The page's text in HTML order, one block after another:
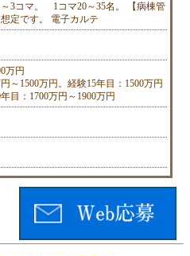
3コマ。 1コマ20～35名。 【病棟管
定です。 電子カルテ
万円
～1500万円。経験15年目：1500万円
目：1700万円～1900万円